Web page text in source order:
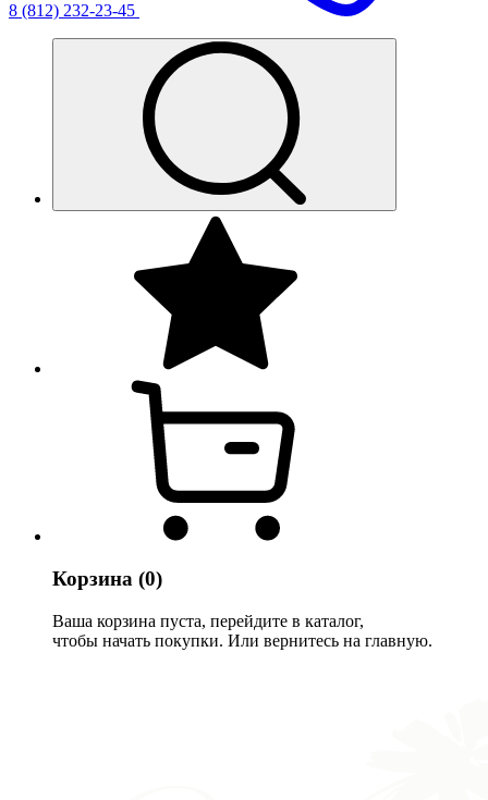
8 (812) 232-23-45
Корзина (0)
Ваша корзина пуста, перейдите в каталог,
чтобы начать покупки. Или вернитесь на главную.